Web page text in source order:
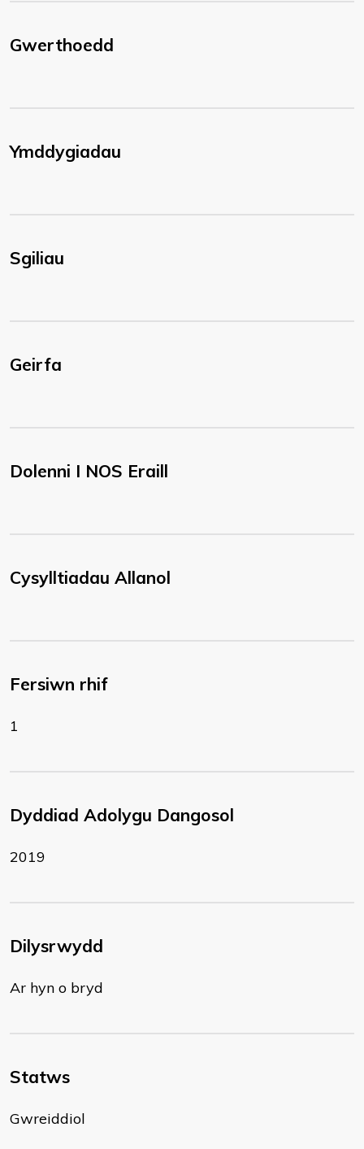
Gwerthoedd
Ymddygiadau
Sgiliau
Geirfa
Dolenni I NOS Eraill
Cysylltiadau Allanol
Fersiwn rhif
1
Dyddiad Adolygu Dangosol
2019
Dilysrwydd
Ar hyn o bryd
Statws
Gwreiddiol